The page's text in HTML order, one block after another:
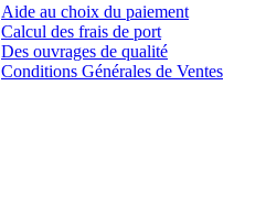
Aide au choix du paiement
Calcul des frais de port
Des ouvrages de qualité
Conditions Générales de Ventes